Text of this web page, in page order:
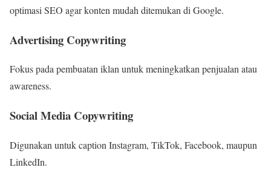
optimasi SEO agar konten mudah ditemukan di Google.
Advertising Copywriting
Fokus pada pembuatan iklan untuk meningkatkan penjualan atau
awareness.
Social Media Copywriting
Digunakan untuk caption Instagram, TikTok, Facebook, maupun
LinkedIn.